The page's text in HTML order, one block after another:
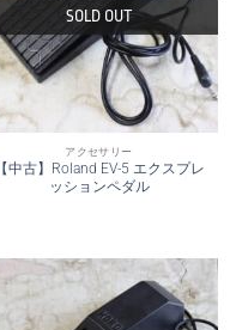
SOLD OUT
アクセサリー
【中古】Roland EV-5 エクスプレ
ッションペダル